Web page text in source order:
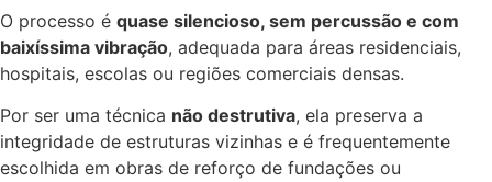
O processo é quase silencioso, sem percussão e com
baixíssima vibração, adequada para áreas residenciais,
hospitais, escolas ou regiões comerciais densas.
Por ser uma técnica não destrutiva, ela preserva a
integridade de estruturas vizinhas e é frequentemente
escolhida em obras de reforço de fundações ou